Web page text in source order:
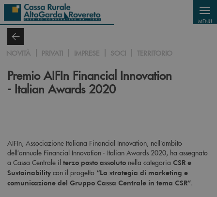
Salta al contenuto principale
MENU
NOVITÀ PRIVATI IMPRESE SOCI TERRITORIO
Premio AIFIn Financial Innovation
- Italian Awards 2020
AIFIn, Associazione Italiana Financial Innovation, nell’ambito
dell’annuale Financial Innovation - Italian Awards 2020, ha assegnato
a Cassa Centrale il terzo posto assoluto nella categoria CSR e
Sustainability con il progetto “La strategia di marketing e
comunicazione del Gruppo Cassa Centrale in tema CSR”.